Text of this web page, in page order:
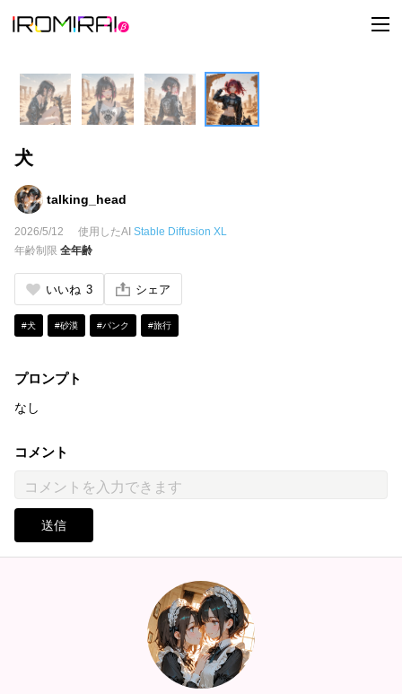
t
o
犬
talking_head
2026/5/12 使用したAI Stable Diffusion XL
年齢制限 全年齢
いいね 3 シェア
#犬 #砂漠 #パンク #旅行
プロンプト
なし
コメント
送信